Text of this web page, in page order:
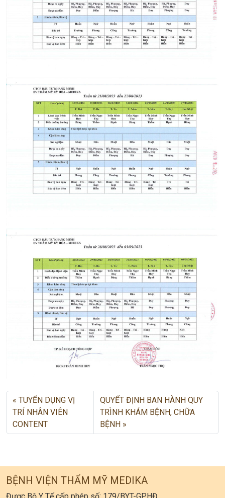
TUYỂN DỤNG VỊ
TRÍ NHÂN VIÊN
CONTENT
QUYẾT ĐỊNH BAN HÀNH QUY
TRÌNH KHÁM BỆNH, CHỮA
BỆNH
BỆNH VIỆN THẨM MỸ MEDIKA